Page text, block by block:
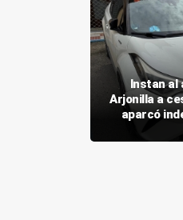
Instan al
Arjonilla a
aparcó